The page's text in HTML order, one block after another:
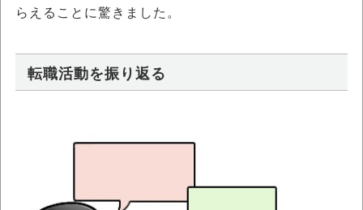
らえることに驚きました。
転職活動を振り返る